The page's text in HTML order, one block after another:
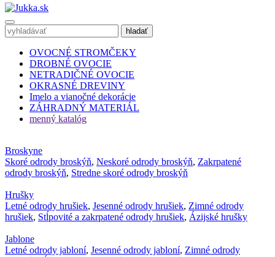
OVOCNÉ STROMČEKY
DROBNÉ OVOCIE
NETRADIČNÉ OVOCIE
OKRASNÉ DREVINY
Imelo a vianočné dekorácie
ZÁHRADNÝ MATERIÁL
menný katalóg
Broskyne
Skoré odrody broskýň, Neskoré odrody broskýň, Zakrpatené
odrody broskýň, Stredne skoré odrody broskýň
Hrušky
Letné odrody hrušiek, Jesenné odrody hrušiek, Zimné odrody
hrušiek, Stĺpovité a zakrpatené odrody hrušiek, Ázijské hrušky
Jablone
Letné odrody jabloní, Jesenné odrody jabloní, Zimné odrody